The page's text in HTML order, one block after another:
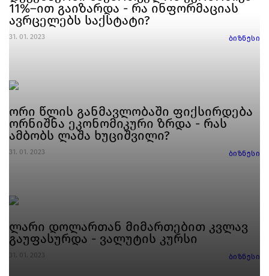
11%–ით გაიზარდა - რა ინფორმაციას
ავრცელებს საქსტატი?
31. 01. 2023 ბიზნესი
ორი წლის განმავლობაში ფიქსირდება
ორნიშნა ეკონომიკური ზრდა - რას
ამბობს ლაშა ხუციშვილი?
31. 01. 2023 ბიზნესი
ლარი დოლართან მიმართებით კვლავ
გაუფასურდა - ვალუტის კურსი
31. 01. 2023 ბიზნესი